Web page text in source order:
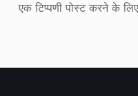
एक टिप्पणी पोस्ट करने के